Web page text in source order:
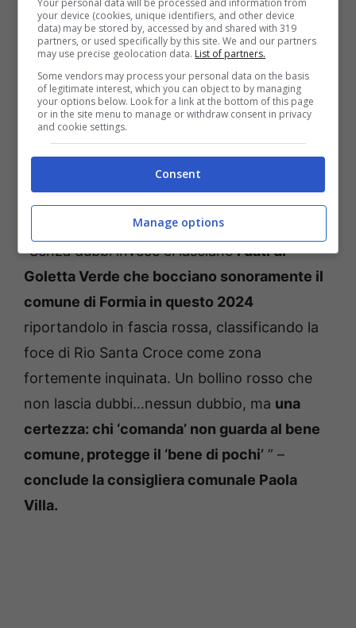
l’amministrazione Taddeo -Cardillo Cupo ha
fatto pure richiesta di Bandiera Blu per il
porticciolo di Gianola e per Vindicio
ovviamente pagando l’obolo alla società
norvegese forse già dal prossimo anno, il
vessillo blu sarà assegnato al nostro comune.
Un vessillo, quello blu senza alcun
dell’ambiente né per la qualità della vita” .
“Senza dubbi invece ci lascianoi dati di
Goletta Verde che bocciano sonoramente il
comune di Formia in questo 2024
riportandolo in fascia rossa, classificando la
foce di Rio Santa Croce come zona
fortemente inquinata. Un bollino rosso che
non lascia dubbi…nessun dubbio, ma una
certezza: chi ‘comanda’ non guarda al bene
comune, protegge il ‘bene di pochi’ ” –
conclude la consigliera comunale Paola
Villa.
Your personal data will be processed and information from
your device (cookies, unique identifiers, and other device
data) may be stored by, accessed by and shared with 319
partners, or used specifically by this site. We and our partners
may use precise geolocation data. List of partners.
Some vendors may process your personal data on the basis
of legitimate interest, which you can object to by managing
your options below. Look for a link at the bottom of this page
or in the site menu to manage or withdraw consent in privacy
and cookie settings.
Consent
Manage options